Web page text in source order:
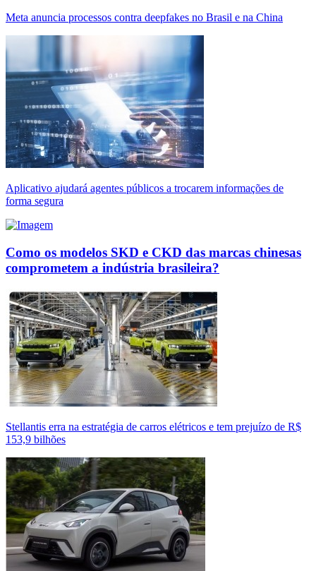
Meta anuncia processos contra deepfakes no Brasil e na China
Aplicativo ajudará agentes públicos a trocarem informações de
forma segura
Como os modelos SKD e CKD das marcas chinesas
comprometem a indústria brasileira?
Stellantis erra na estratégia de carros elétricos e tem prejuízo de R$
153,9 bilhões